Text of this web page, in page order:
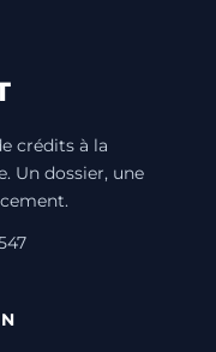
crédits à la
Un dossier, une